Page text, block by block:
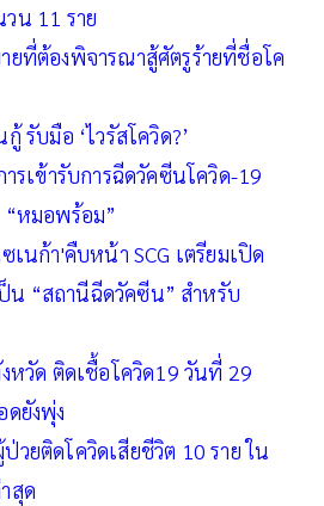
น 11 ราย
ยที่ต้องพิจารณาสู้ศัตรูร้ายที่ชื่อโค
รับมือ ‘ไวรัสโควิด?’
รเข้ารับการฉีดวัคซีนโควิด-19
“หมอพร้อม”
เนก้า'คืบหน้า SCG เตรียมเปิด
น “สถานีฉีดวัคซีน” สำหรับ
หวัด ติดเชื้อโควิด19 วันที่ 29
ยังพุ่ง
วยติดโควิดเสียชีวิต 10 ราย ใน
สุด